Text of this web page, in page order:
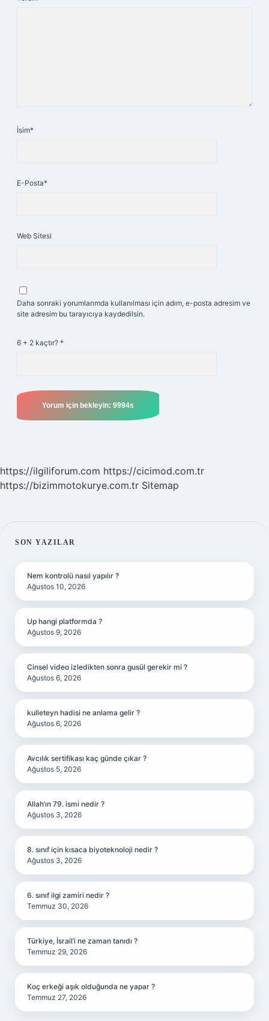
İsim*
E-Posta*
Web Sitesi
Daha sonraki yorumlarımda kullanılması için adım, e-posta adresim ve
site adresim bu tarayıcıya kaydedilsin.
6 + 2 kaçtır? *
https://ilgiliforum.com https://cicimod.com.tr
https://bizimmotokurye.com.tr Sitemap
SIDEBAR
SON YAZILAR
Nem kontrolü nasıl yapılır ?
Ağustos 10, 2026
Up hangi platformda ?
Ağustos 9, 2026
Cinsel video izledikten sonra gusül gerekir mi ?
Ağustos 6, 2026
kulleteyn hadisi ne anlama gelir ?
Ağustos 6, 2026
Avcılık sertifikası kaç günde çıkar ?
Ağustos 5, 2026
Allah’ın 79. ismi nedir ?
Ağustos 3, 2026
8. sınıf için kısaca biyoteknoloji nedir ?
Ağustos 3, 2026
6. sınıf ilgi zamiri nedir ?
Temmuz 30, 2026
Türkiye, İsrail’i ne zaman tanıdı ?
Temmuz 29, 2026
Koç erkeği aşık olduğunda ne yapar ?
Temmuz 27, 2026